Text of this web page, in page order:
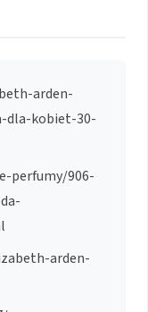
arden-
dla-kobiet-30-
perfumy/906-
arden-